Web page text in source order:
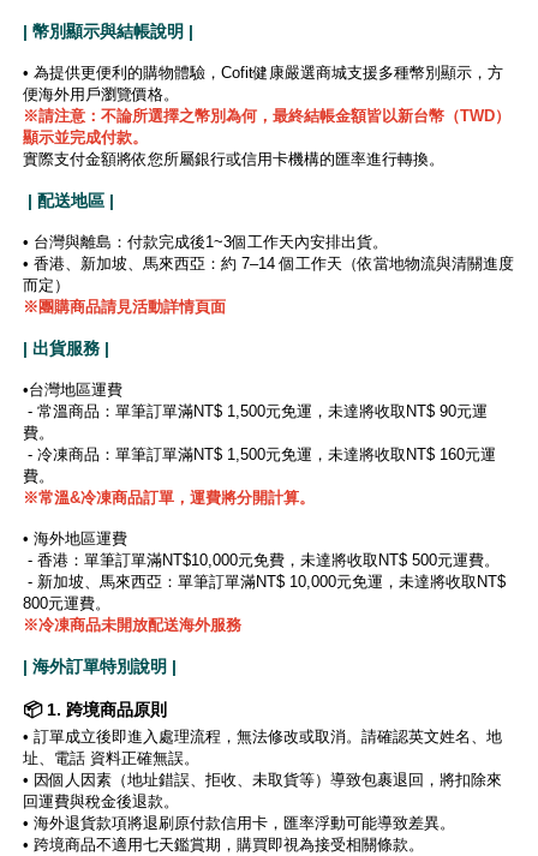
| 幣別顯示與結帳說明 |
• 為提供更便利的購物體驗，Cofit健康嚴選商城支援多種幣別顯示，方
便海外用戶瀏覽價格。
※請注意：不論所選擇之幣別為何，最終結帳金額皆以新台幣（TWD）
顯示並完成付款。
實際支付金額將依您所屬銀行或信用卡機構的匯率進行轉換。
| 配送地區 |
• 台灣與離島：付款完成後1~3個工作天內安排出貨。
• 香港、新加坡、馬來西亞：約 7–14 個工作天（依當地物流與清關進度
而定）
※團購商品請見活動詳情頁面
| 出貨服務 |
•台灣地區運費
- 常溫商品：單筆訂單滿NT$ 1,500元免運，未達將收取NT$ 90元運
費。
- 冷凍商品：單筆訂單滿NT$ 1,500元免運，未達將收取NT$ 160元運
費。
※常溫&冷凍商品訂單，運費將分開計算。
• 海外地區運費
- 香港：單筆訂單滿NT$10,000元免費，未達將收取NT$ 500元運費。
- 新加坡、馬來西亞：單筆訂單滿NT$ 10,000元免運，未達將收取NT$
800元運費。
※冷凍商品未開放配送海外服務
| 海外訂單特別說明 |
📦 1. 跨境商品原則
•訂單成立後即進入處理流程，無法修改或取消。請確認英文姓名、地
址、電話 資料正確無誤。
• 因個人因素（地址錯誤、拒收、未取貨等）導致包裹退回，將扣除來
回運費與稅金後退款。
• 海外退貨款項將退刷原付款信用卡，匯率浮動可能導致差異。
• 跨境商品不適用七天鑑賞期，購買即視為接受相關條款。